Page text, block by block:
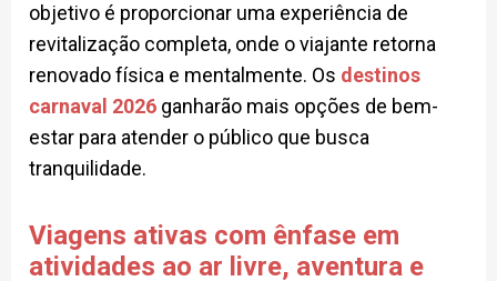
objetivo é proporcionar uma experiência de
revitalização completa, onde o viajante retorna
renovado física e mentalmente. Os destinos
carnaval 2026 ganharão mais opções de bem-
estar para atender o público que busca
tranquilidade.
Viagens ativas com ênfase em
atividades ao ar livre, aventura e